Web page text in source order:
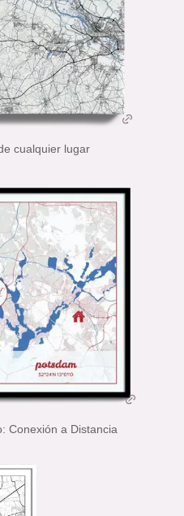
cualquier lugar
Conexión a Distancia